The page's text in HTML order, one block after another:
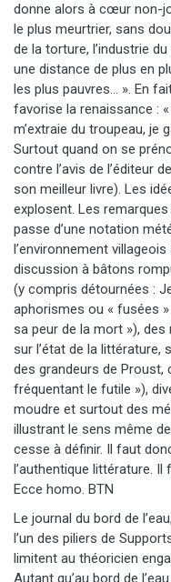
donne alors à cœur non-
le plus meurtrier, sans
de la torture, l’industrie
une distance de plus en
les plus pauvres… ». En
favorise la renaissance :
m’extraie du troupeau, je
Surtout quand on se
contre l’avis de l’éditeur
son meilleur livre). Les
explosent. Les
passe d’une notation
l’environnement
discussion à bâtons
(y compris détournées :
aphorismes ou « fusées
sa peur de la mort »),
sur l’état de la littérature,
des grandeurs de Proust,
fréquentant le futile »),
moudre et surtout des
illustrant le sens même
cesse à définir. Il faut
l’authentique littérature.
Ecce homo. BTN
Le journal du bord de
l’un des piliers de
limitent au théoricien
Autant qu’au bord de